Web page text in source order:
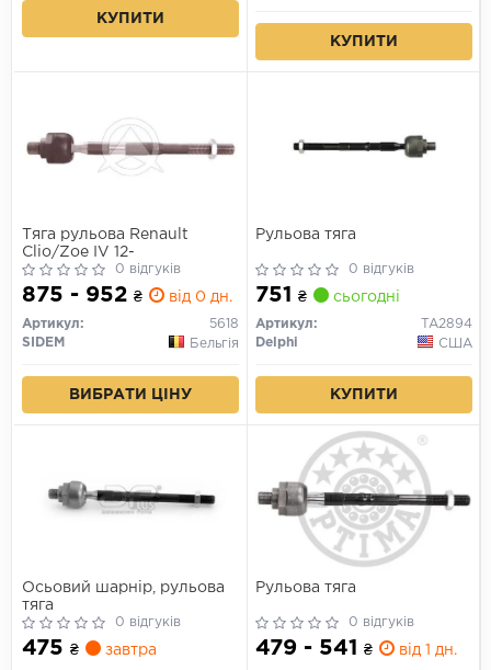
КУПИТИ
КУПИТИ
Тяга рульова Renault
Clio/Zoe IV 12-
0 відгуків
875 - 952 ₴ від 0 дн.
Артикул:
5618
SIDEM
Бельгія
ВИБРАТИ ЦІНУ
Рульова тяга
0 відгуків
751 ₴ сьогодні
Артикул:
TA2894
Delphi
США
КУПИТИ
Осьовий шарнір, рульова
тяга
0 відгуків
475 ₴ завтра
Рульова тяга
0 відгуків
479 - 541 ₴ від 1 дн.